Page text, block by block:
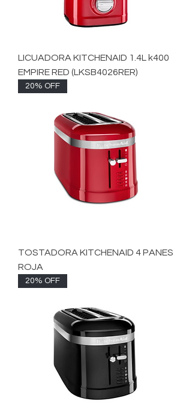
LICUADORA KITCHENAID 1.4L k400
EMPIRE RED (LKSB4026RER)
20% OFF
TOSTADORA KITCHENAID 4 PANES
ROJA
20% OFF